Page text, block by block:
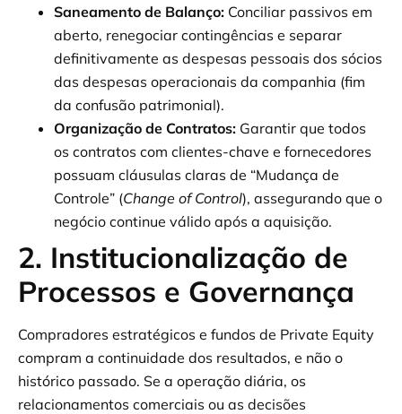
Saneamento de Balanço: Conciliar passivos em
aberto, renegociar contingências e separar
definitivamente as despesas pessoais dos sócios
das despesas operacionais da companhia (fim
da confusão patrimonial).
Organização de Contratos: Garantir que todos
os contratos com clientes-chave e fornecedores
possuam cláusulas claras de “Mudança de
Controle” (Change of Control), assegurando que o
negócio continue válido após a aquisição.
2. Institucionalização de
Processos e Governança
Compradores estratégicos e fundos de Private Equity
compram a continuidade dos resultados, e não o
histórico passado. Se a operação diária, os
relacionamentos comerciais ou as decisões